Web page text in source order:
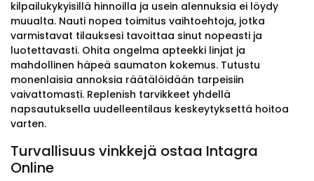
kilpailukykyisillä hinnoilla ja usein alennuksia ei löydy
muualta. Nauti nopea toimitus vaihtoehtoja, jotka
varmistavat tilauksesi tavoittaa sinut nopeasti ja
luotettavasti. Ohita ongelma apteekki linjat ja
mahdollinen häpeä saumaton kokemus. Tutustu
monenlaisia annoksia räätälöidään tarpeisiin
vaivattomasti. Replenish tarvikkeet yhdellä
napsautuksella uudelleentilaus keskeytyksettä hoitoa
varten.
Turvallisuus vinkkejä ostaa Intagra
Online